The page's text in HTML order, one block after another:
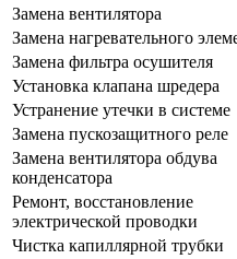
Замена вентилятора
Замена нагревательного
Замена фильтра осушителя
Установка клапана шредера
Устранение утечки в системе
Замена пускозащитного реле
Замена вентилятора обдува
конденсатора
Ремонт, восстановление
электрической проводки
Чистка капиллярной трубки